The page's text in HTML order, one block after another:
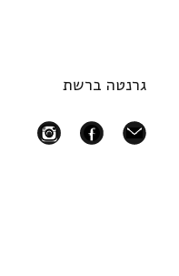
גרנטה ברשת
mail
facebook
instagram